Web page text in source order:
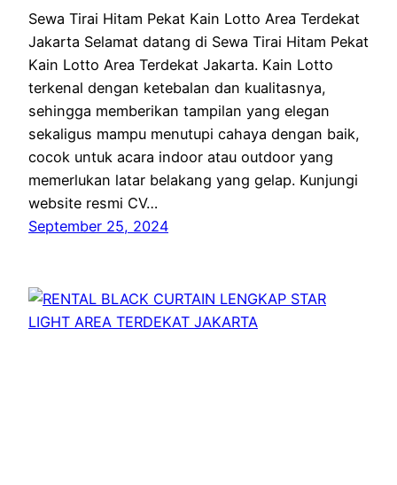
Sewa Tirai Hitam Pekat Kain Lotto Area Terdekat
Jakarta Selamat datang di Sewa Tirai Hitam Pekat
Kain Lotto Area Terdekat Jakarta. Kain Lotto
terkenal dengan ketebalan dan kualitasnya,
sehingga memberikan tampilan yang elegan
sekaligus mampu menutupi cahaya dengan baik,
cocok untuk acara indoor atau outdoor yang
memerlukan latar belakang yang gelap. Kunjungi
website resmi CV…
September 25, 2024